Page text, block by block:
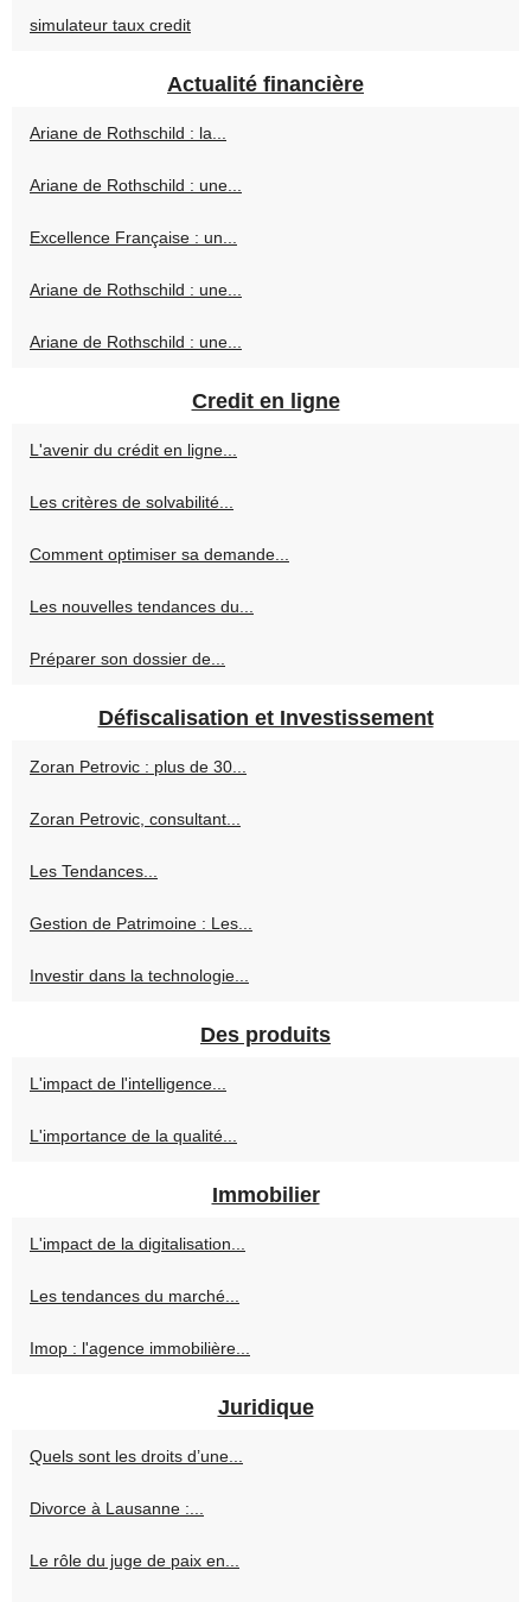
simulateur taux credit
Actualité financière
Ariane de Rothschild : la...
Ariane de Rothschild : une...
Excellence Française : un...
Ariane de Rothschild : une...
Ariane de Rothschild : une...
Credit en ligne
L'avenir du crédit en ligne...
Les critères de solvabilité...
Comment optimiser sa demande...
Les nouvelles tendances du...
Préparer son dossier de...
Défiscalisation et Investissement
Zoran Petrovic : plus de 30...
Zoran Petrovic, consultant...
Les Tendances...
Gestion de Patrimoine : Les...
Investir dans la technologie...
Des produits
L'impact de l'intelligence...
L'importance de la qualité...
Immobilier
L'impact de la digitalisation...
Les tendances du marché...
Imop : l'agence immobilière...
Juridique
Quels sont les droits d’une...
Divorce à Lausanne :...
Le rôle du juge de paix en...